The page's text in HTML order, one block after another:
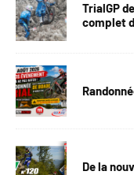
TrialGP
complet
De la